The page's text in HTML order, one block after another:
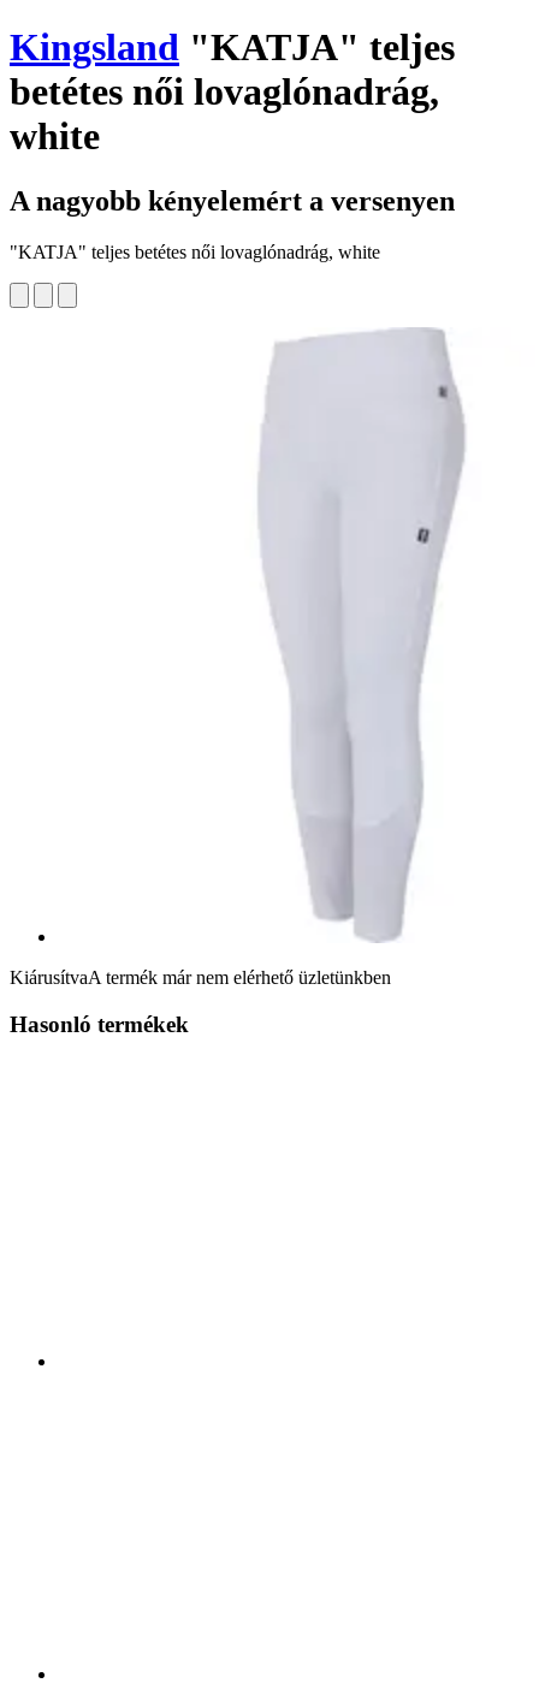
Kingsland "KATJA" teljes
betétes női lovaglónadrág,
white
A nagyobb kényelemért a versenyen
"KATJA" teljes betétes női lovaglónadrág, white
KiárusítvaA termék már nem elérhető üzletünkben
Hasonló termékek